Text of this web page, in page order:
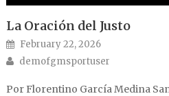
La Oración del Justo
Posted on
February 22, 2026
Author
demofgmsportuser
Por Florentino García Medina